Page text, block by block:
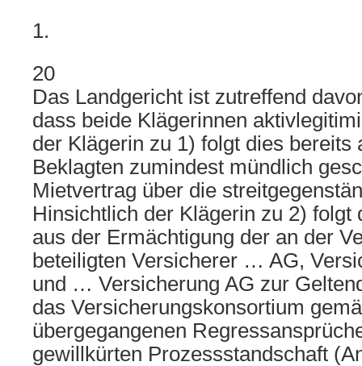
1.
20
Das Landgericht ist zutreffend
dass beide Klägerinnen
der Klägerin zu 1) folgt dies bereits
Beklagten zumindest mündlich
Mietvertrag über die
Hinsichtlich der Klägerin zu 2) folgt
aus der Ermächtigung der an der
beteiligten Versicherer … AG,
und … Versicherung AG zur
das Versicherungskonsortium
übergegangenen
gewillkürten Prozessstandschaft